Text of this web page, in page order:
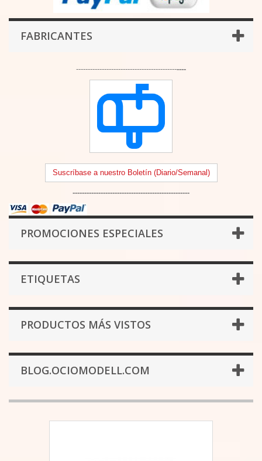
FABRICANTES
-----------------------------------------------
Suscríbase a nuestro Boletín (Diario/Semanal)
--------------------------------------------------
PROMOCIONES ESPECIALES
ETIQUETAS
PRODUCTOS MÁS VISTOS
BLOG.OCIOMODELL.COM